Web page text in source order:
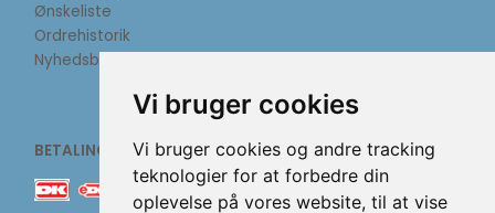
Vi bruger cookies
Vi bruger cookies og andre tracking
teknologier for at forbedre din
oplevelse på vores website, til at vise
Ønskeliste
Ordrehistorik
Nyhedsbrev
BETALINGSMETODER